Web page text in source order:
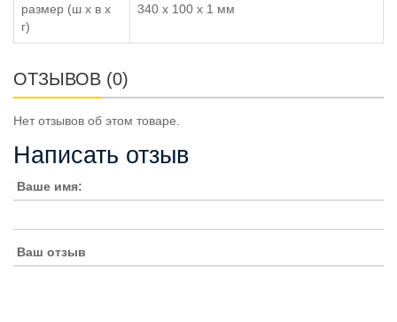
размер (ш x в x
г)
340 x 100 x 1 мм
ОТЗЫВОВ (0)
Нет отзывов об этом товаре.
Написать отзыв
Ваше имя:
Ваш отзыв